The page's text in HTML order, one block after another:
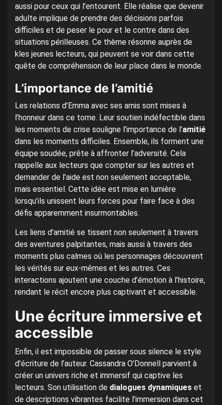
aussi pour ceux qui l’entourent. Elle réalise que devenir
adulte implique de prendre des décisions parfois
difficiles et de peser le pour et le contre dans des
situations périlleuses. Ce thème résonne auprès de
kles jeunes lecteurs, qui peuvent se voir dans cette
quête de compréhension de leur place dans le monde.
L’importance de l’amitié
Les relations d’Emma avec ses amis sont mises à
l’honneur dans ce tome. Leur soutien indéfectible dans
les moments de crise souligne l’importance de l’amitié
dans les moments difficiles. Ensemble, ils forment une
équipe soudée, prête à affronter l’adversité. Cela
rappelle aux lecteurs que compter sur les autres et
demander de l’aide est non seulement acceptable,
mais essentiel. Cette idée est mise en lumière
lorsqu’ils unissent leurs forces pour faire face à des
défis apparemment insurmontables.
Les liens d’amitié se tissent non seulement à travers
des aventures palpitantes, mais aussi à travers des
moments plus calmes où les personnages découvrent
les vérités sur eux-mêmes et les autres. Ces
interactions ajoutent une couche d’émotion à l’histoire,
rendant le récit encore plus captivant et accessible.
Une écriture immersive et
accessible
Enfin, il est impossible de passer sous silence le style
d’écriture de l’auteur. Cassandra O’Donnell parvient à
créer un univers riche et immersif qui captive les
lecteurs. Son utilisation de dialogues dynamiques et
de descriptions vibrantes facilite l’immersion dans cet